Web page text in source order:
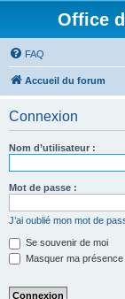
Office
FAQ
Accueil du forum
Connexion
Nom d’utilisateur :
Mot de passe :
J’ai oublié mon mot de
Se souvenir de moi
Masquer ma